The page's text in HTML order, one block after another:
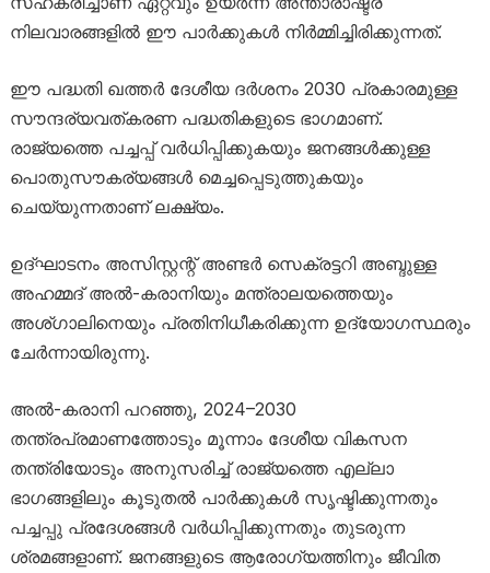
നിലവാരങ്ങളിൽ ഈ പാർക്കുകൾ നിർമ്മിച്ചിരിക്കുന്നത്.
ഈ പദ്ധതി ഖത്തർ ദേശീയ ദർശനം 2030 പ്രകാരമുള്ള
സൗന്ദര്യവത്കരണ പദ്ധതികളുടെ ഭാഗമാണ്.
രാജ്യത്തെ പച്ചപ്പ് വർധിപ്പിക്കുകയും ജനങ്ങൾക്കുള്ള
പൊതുസൗകര്യങ്ങൾ മെച്ചപ്പെടുത്തുകയും
ചെയ്യുന്നതാണ് ലക്ഷ്യം.
ഉദ്ഘാടനം അസിസ്റ്റന്റ് അണ്ടർ സെക്രട്ടറി അബ്ദുള്ള
അഹമ്മദ് അൽ-കരാനിയും മന്ത്രാലയത്തെയും
അശ്ഗാലിനെയും പ്രതിനിധീകരിക്കുന്ന ഉദ്യോഗസ്ഥരും
ചേർന്നായിരുന്നു.
അൽ-കരാനി പറഞ്ഞു, 2024–2030
തന്ത്രപ്രമാണത്തോടും മൂന്നാം ദേശീയ വികസന
തന്ത്രിയോടും അനുസരിച്ച് രാജ്യത്തെ എല്ലാ
ഭാഗങ്ങളിലും കൂടുതൽ പാർക്കുകൾ സൃഷ്ടിക്കുന്നതും
പച്ചപ്പു പ്രദേശങ്ങൾ വർധിപ്പിക്കുന്നതും തുടരുന്ന
ശ്രമങ്ങളാണ്. ജനങ്ങളുടെ ആരോഗ്യത്തിനും ജീവിത